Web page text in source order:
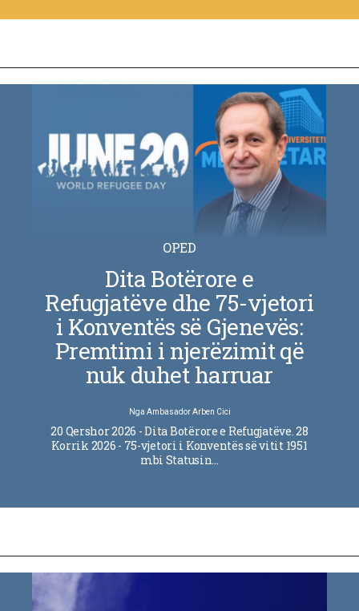
OPED
Dita Botërore e
Refugjatëve dhe 75-vjetori
i Konventës së Gjenevës:
Premtimi i njerëzimit që
nuk duhet harruar
Nga Ambasador Arben Cici
20 Qershor 2026 - Dita Botërore e Refugjatëve. 28
Korrik 2026 - 75-vjetori i Konventës së vitit 1951
mbi Statusin…